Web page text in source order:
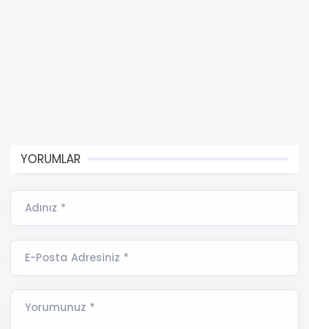
YORUMLAR
Adınız *
E-Posta Adresiniz *
Yorumunuz *